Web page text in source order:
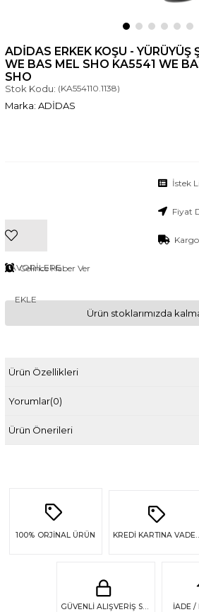
ADIDAS ERKEK KOŞU - YÜRÜYÜŞ
WE BAS MEL SHO KA5541 WE
SHO
Stok Kodu: (KA554110.1138)
ADİDAS
FAVORILERE
EKLE
İstek
Fiyat
Gelince Haber Ver
Ürün stoklarımızda
Ürün Özellikleri
Yorumlar(0)
Ürün Önerileri
100% ORJİNAL ÜRÜN
GÜVENLİ ALIŞVERİŞ SSL GÜVENLİĞİ